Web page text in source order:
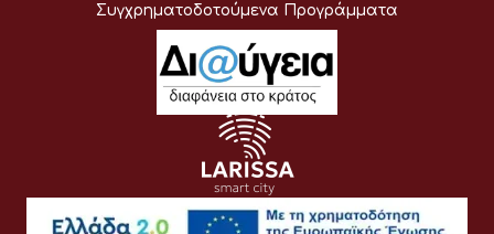
Συγχρηματοδοτούμενα Προγράμματα